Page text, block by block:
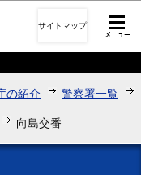
動
サイトマップ
の紹介 警察署一覧
向島交番